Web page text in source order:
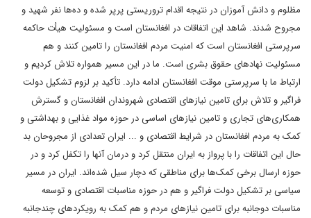
مظلوم و دانش آموزان در نتیجه اقدام تروریستی پرپر شده و ده‌ها نفر شهید و
مجروح شدند. شاهد این اتفاقات در افغانستان است و مسئولیت هیأت حاکمه
سرپرستی افغانستان است که امنیت مردم افغانستان را تامین کنند و هم
مسئولیت نهادهای حقوق بشری است. ما در این مسیر همواره تلاش کردیم و
ارتباط ما با سرپرستی موقت افغانستان ادامه دارد. تأکید بر لزوم تشکیل دولت
فراگیر و تلاش برای تامین نیازهای اقتصادی شهروندان افغانستان و گسترش
همکاری‌های تجاری و تامین نیازهای اساسی در حوزه مواد غذایی و بهداشتی و
کمک به مردم افغانستان در شرایط اقتصادی و ... ایران تعدادی از مجروحان بد
حال این اتفاقات را با پرواز به ایران منتقل کرد و درمان آنها را تکفل کرد و در
حوزه ارسال برخی کمک‌ها برای مناطقی که دچار سیل شده‌اند. ایران در مسیر
سیاسی بر تشکیل دولت فراگیر و هم در حوزه مناسبات اقتصادی و توسعه
مناسبات دوجانبه برای تامین نیازهای مردم و هم کمک به رویکردهای چندجانبه